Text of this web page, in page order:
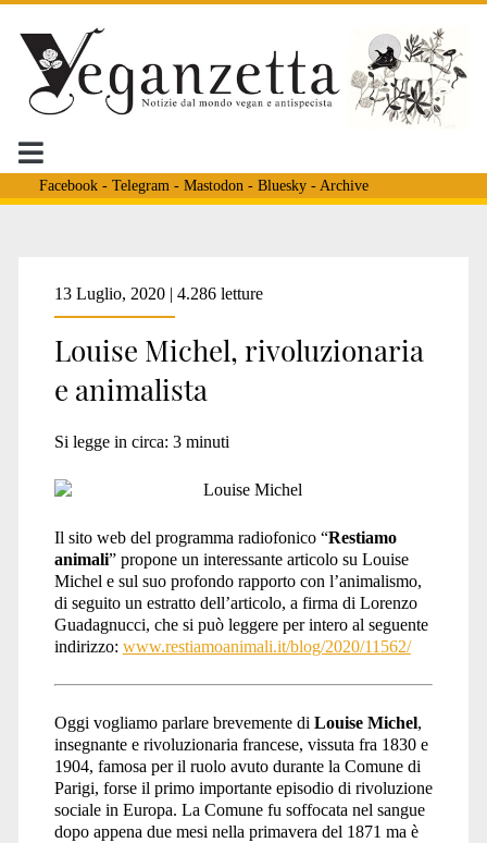
Facebook- Telegram - Mastodon - Bluesky- Archive
Tag:
<span>Louise
Michel
animalista</span>
13 Luglio, 2020 | 4.286 letture
Louise Michel, rivoluzionaria
e animalista
Si legge in circa: 3 minuti
Il sito web del programma radiofonico “Restiamo
animali” propone un interessante articolo su Louise
Michel e sul suo profondo rapporto con l’animalismo,
di seguito un estratto dell’articolo, a firma di Lorenzo
Guadagnucci, che si può leggere per intero al seguente
indirizzo: www.restiamoanimali.it/blog/2020/11562/
Oggi vogliamo parlare brevemente di Louise Michel,
insegnante e rivoluzionaria francese, vissuta fra 1830 e
1904, famosa per il ruolo avuto durante la Comune di
Parigi, forse il primo importante episodio di rivoluzione
sociale in Europa. La Comune fu soffocata nel sangue
dopo appena due mesi nella primavera del 1871 ma è